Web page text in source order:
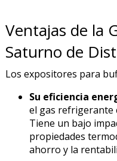
Ventajas de la
Saturno de
Los expositores para
Su eficiencia
el gas refrigerante
Tiene un bajo
propiedades
ahorro y la